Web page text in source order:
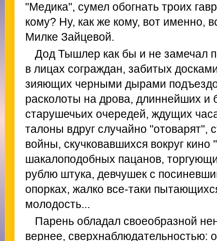
"Медика", сумел обогнать троих
кому? Ну, как же кому, вот именно,
Милке Зайцевой.
Дод Тышлер как бы и не замечал
в лицах сограждан, забитых
зияющих черными дырами
расколоты на дрова, длиннейших и
старушечьих очередей, ждущих
талоны вдруг случайно "отоварят",
войны, скучковавшихся вокруг
шакалоподобных пацанов,
рублю штука, девчушек с
опорках, жалко все-таки
молодость...
Парень обладал своеобразной
вернее, сверхнаблюдательностью: